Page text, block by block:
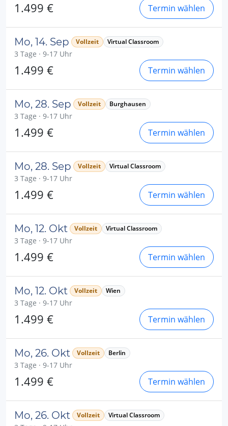
1.499 € Termin wählen
Mo, 14. Sep Vollzeit Virtual Classroom
3 Tage · 9-17 Uhr
1.499 € Termin wählen
Mo, 28. Sep Vollzeit Burghausen
3 Tage · 9-17 Uhr
1.499 € Termin wählen
Mo, 28. Sep Vollzeit Virtual Classroom
3 Tage · 9-17 Uhr
1.499 € Termin wählen
Mo, 12. Okt Vollzeit Virtual Classroom
3 Tage · 9-17 Uhr
1.499 € Termin wählen
Mo, 12. Okt Vollzeit Wien
3 Tage · 9-17 Uhr
1.499 € Termin wählen
Mo, 26. Okt Vollzeit Berlin
3 Tage · 9-17 Uhr
1.499 € Termin wählen
Mo, 26. Okt Vollzeit Virtual Classroom